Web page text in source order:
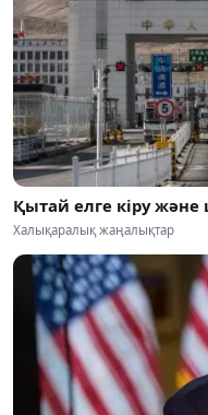
Қытай елге кіру
Халықаралық жаңалықтар